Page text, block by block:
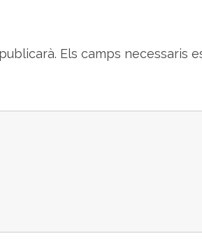
Els camps necessaris